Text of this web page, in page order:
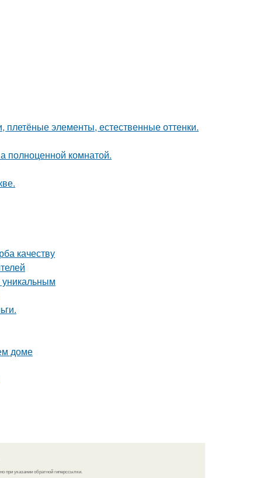
плетёные элементы, естественные оттенки.
полноценной комнатой.
качеству
уникальным
доме
при указании обратной гиперссылки.